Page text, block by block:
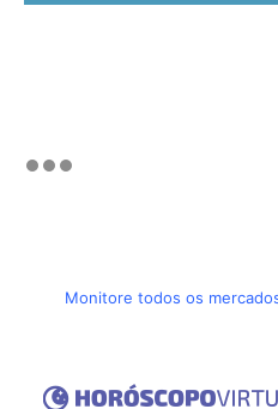
Monitore todos os